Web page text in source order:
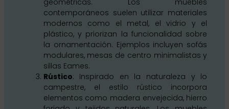
contemporáneos suelen utilizar materiales
modernos como el metal, el vidrio y el
plástico, y priorizan la funcionalidad sobre
la ornamentación. Ejemplos incluyen sofás
modulares, mesas de centro minimalistas y
sillas Eames.
Rústico: Inspirado en la naturaleza y lo
campestre, el estilo rústico incorpora
elementos como madera envejecida, hierro